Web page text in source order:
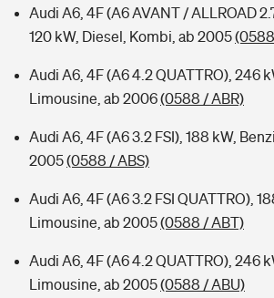
Audi A6, 4F (A6 AVANT / ALLROAD
120 kW, Diesel, Kombi, ab 2005
Audi A6, 4F (A6 4.2 QUATTRO), 246
Limousine, ab 2006(0588 / ABR)
Audi A6, 4F (A6 3.2 FSI), 188 kW,
2005(0588 / ABS)
Audi A6, 4F (A6 3.2 FSI QUATTRO),
Limousine, ab 2005(0588 / ABT)
Audi A6, 4F (A6 4.2 QUATTRO), 246
Limousine, ab 2005(0588 / ABU)